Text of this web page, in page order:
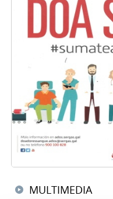
MULTIMEDIA